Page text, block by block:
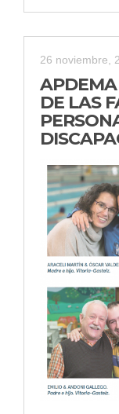
26 noviembre,
APDEMA
DE LAS